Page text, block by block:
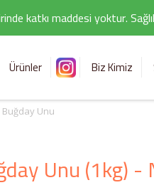
katkı maddesi yoktur.
Ürünler Biz Kimiz
Buğday Unu
Unu (1kg)